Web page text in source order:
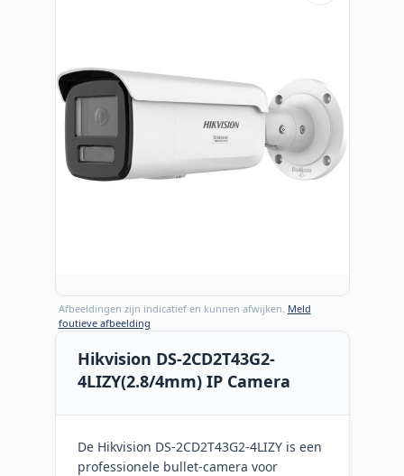
Afbeeldingen zijn indicatief en kunnen afwijken. Meld
foutieve afbeelding
Hikvision DS-2CD2T43G2-
4LIZY(2.8/4mm) IP Camera
De Hikvision DS-2CD2T43G2-4LIZY is een
professionele bullet-camera voor